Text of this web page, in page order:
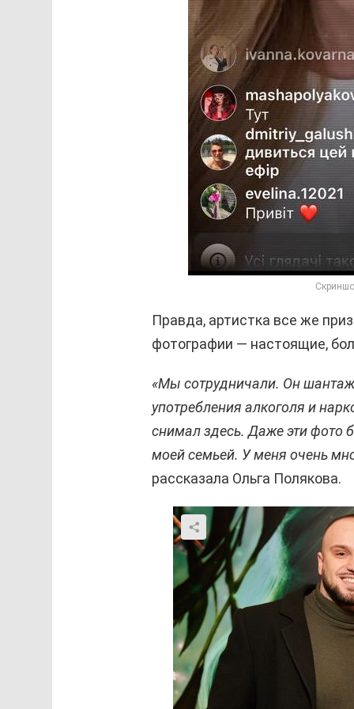
Правда, артистка все же
фотографии — настоящие,
«Мы сотрудничали. Он
употребления алкоголя и
снимал здесь. Даже эти фото
моей семьей. У меня очень
рассказала Ольга Полякова.